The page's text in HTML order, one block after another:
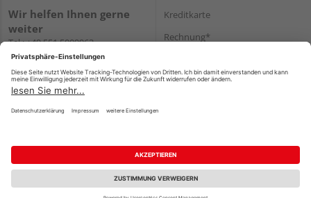
Wir helfen Ihnen gerne
weiter
Tel.:+49 551 5009963
E-Mail:shop@holzland-
hasselbach.de
Kreditkarte
Rechnung*
Versand
Impressum AGB Widerruf
Datenschutz
Reservierungsbedingungen
Vertrag widerrufen